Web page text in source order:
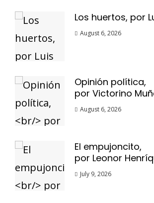
Los huertos, por
August 6, 2026
Opinión política,
por Victorino
August 6, 2026
El empujoncito,
por Leonor
July 9, 2026